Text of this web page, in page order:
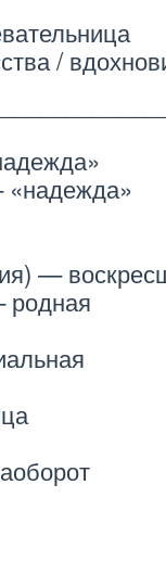
/
—
родная